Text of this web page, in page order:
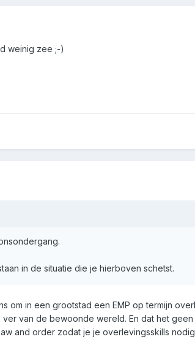
weinig zee ;-)
in de situatie die je hierboven schetst.
om in een grootstad een EMP op termijn
van de bewoonde wereld. En dat het
and order zodat je je overlevingsskills